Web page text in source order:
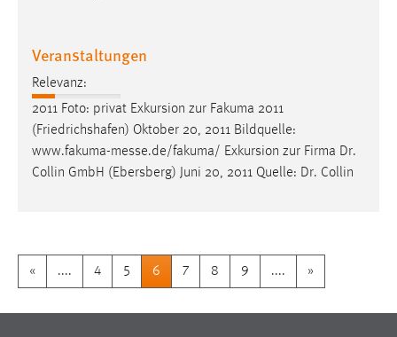
Veranstaltungen
Relevanz:
2011 Foto: privat Exkursion zur Fakuma 2011
(Friedrichshafen) Oktober 20, 2011 Bildquelle:
www.fakuma-messe.de/fakuma/ Exkursion zur Firma Dr.
Collin GmbH (Ebersberg) Juni 20, 2011 Quelle: Dr. Collin
« .... 4 5 6 7 8 9 .... »